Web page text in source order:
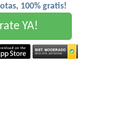
100% gratis!
YA!